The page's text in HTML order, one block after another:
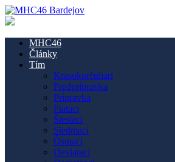
MHC46
Články
Tím
Krasokorčuliari
Predprípravka
Prípravka
Piataci
Šiestaci
Siedmaci
Ôsmaci
Deviataci